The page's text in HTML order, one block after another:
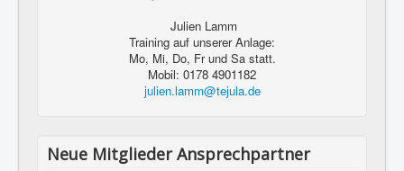
Julien Lamm
Training auf unserer Anlage:
Mo, Mi, Do, Fr und Sa statt.
Mobil: 0178 4901182
julien.lamm@tejula.de
Neue Mitglieder Ansprechpartner